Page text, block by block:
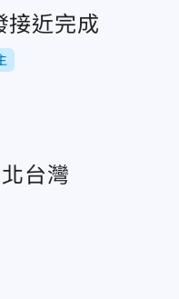
近完成
台灣